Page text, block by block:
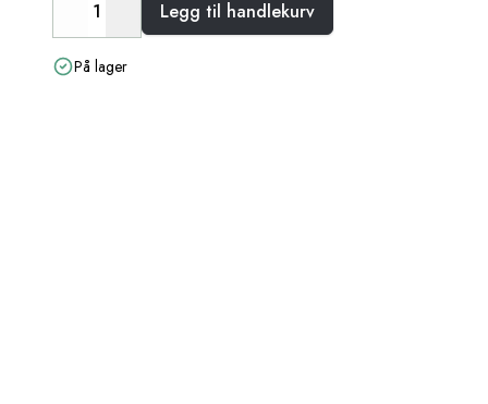
DecreaseIncreaseLegg til handlekurv
På lager